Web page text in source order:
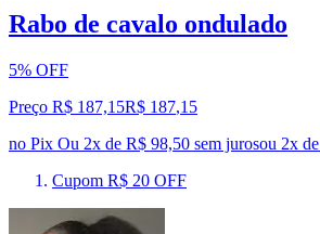
Rabo de cavalo ondulado
5% OFF
Preço R$ 187,15R$ 187,15
no Pix Ou 2x de R$ 98,50 sem jurosou 2x de
Cupom R$ 20 OFF